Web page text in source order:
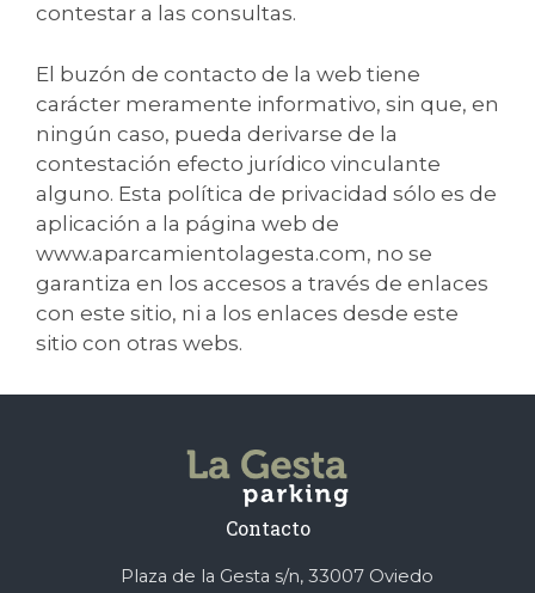
contestar a las consultas.
El buzón de contacto de la web tiene
carácter meramente informativo, sin que, en
ningún caso, pueda derivarse de la
contestación efecto jurídico vinculante
alguno. Esta política de privacidad sólo es de
aplicación a la página web de
www.aparcamientolagesta.com, no se
garantiza en los accesos a través de enlaces
con este sitio, ni a los enlaces desde este
sitio con otras webs.
Contacto
Plaza de la Gesta s/n, 33007 Oviedo